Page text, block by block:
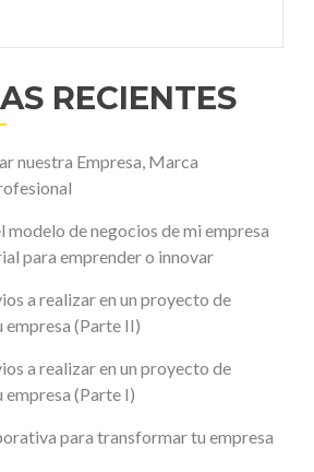
RECIENTES
nuestra Empresa, Marca
modelo de negocios de mi empresa
para emprender o innovar
a realizar en un proyecto de
empresa (Parte II)
a realizar en un proyecto de
empresa (Parte I)
para transformar tu empresa